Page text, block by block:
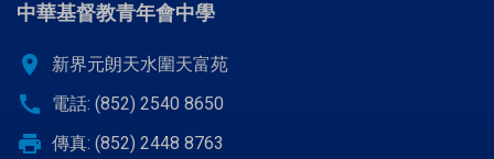
中華基督教青年會中學
location_on 新界元朗天水圍天富苑
call 電話: (852) 2540 8650
print 傳真: (852) 2448 8763